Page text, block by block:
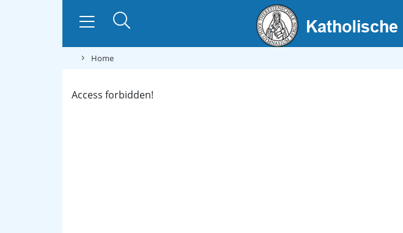
Home
Access forbidden!